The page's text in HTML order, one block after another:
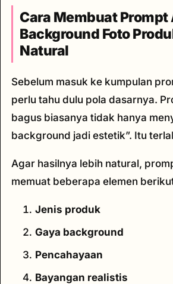
Cara Membuat Prompt
Background Foto
Natural
Sebelum masuk ke kumpulan
perlu tahu dulu pola dasarnya.
bagus biasanya tidak hanya
background jadi estetik”. Itu
Agar hasilnya lebih natural,
memuat beberapa elemen
Jenis produk
Gaya background
Pencahayaan
Bayangan realistis